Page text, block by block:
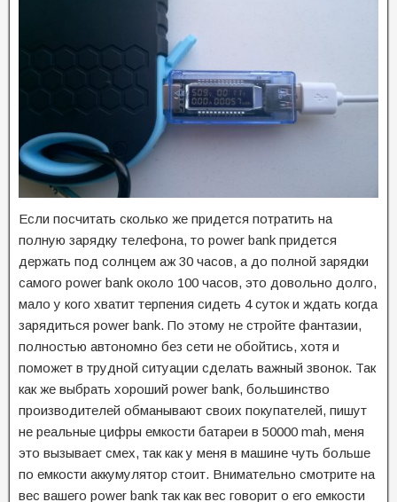
Если посчитать сколько же придется потратить на
полную зарядку телефона, то power bank придется
держать под солнцем аж 30 часов, а до полной зарядки
самого power bank около 100 часов, это довольно долго,
мало у кого хватит терпения сидеть 4 суток и ждать когда
зарядиться power bank. По этому не стройте фантазии,
полностью автономно без сети не обойтись, хотя и
поможет в трудной ситуации сделать важный звонок. Так
как же выбрать хороший power bank, большинство
производителей обманывают своих покупателей, пишут
не реальные цифры емкости батареи в 50000 mah, меня
это вызывает смех, так как у меня в машине чуть больше
по емкости аккумулятор стоит. Внимательно смотрите на
вес вашего power bank так как вес говорит о его емкости